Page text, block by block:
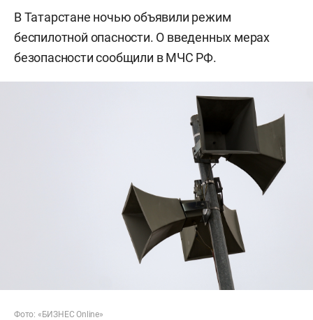
В Татарстане ночью объявили режим
беспилотной опасности. О введенных мерах
безопасности сообщили в МЧС РФ.
Фото: «БИЗНЕС Online»